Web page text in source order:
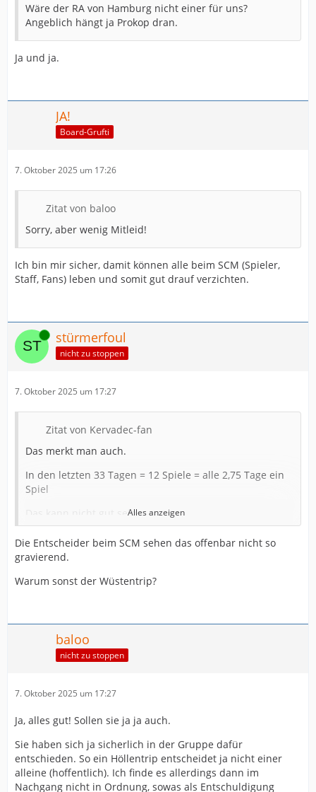
Wäre der RA von Hamburg nicht einer für uns?
Angeblich hängt ja Prokop dran.
Ja und ja.
JA!
Board-Grufti
7. Oktober 2025 um 17:26
Zitat von baloo
Sorry, aber wenig Mitleid!
Ich bin mir sicher, damit können alle beim SCM (Spieler,
Staff, Fans) leben und somit gut drauf verzichten.
Online stürmerfoul
nicht zu stoppen
7. Oktober 2025 um 17:27
Zitat von Kervadec-fan
Das merkt man auch.
In den letzten 33 Tagen = 12 Spiele = alle 2,75 Tage ein
Spiel
Das kann nicht gut sein.
Im Oktober zwischen Leipzig + Dessau = 1 Tag und
zwischen Dessau + Bitola = 1 Tag
Zwischen dem 19. und 23.10. = 3 Spiele
Alles anzeigen
Die Entscheider beim SCM sehen das offenbar nicht so
gravierend.
Warum sonst der Wüstentrip?
baloo
nicht zu stoppen
7. Oktober 2025 um 17:27
Ja, alles gut! Sollen sie ja ja auch.
Sie haben sich ja sicherlich in der Gruppe dafür
entschieden. So ein Höllentrip entscheidet ja nicht einer
alleine (hoffentlich). Ich finde es allerdings dann im
Nachgang nicht in Ordnung, sowas als Entschuldigung